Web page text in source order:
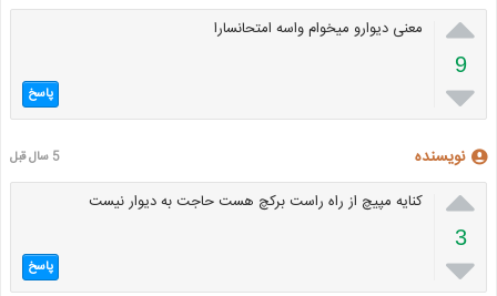

9

معنی دیوارو میخوام واسه امتحانسارا
پاسخ
نویسنده 5 سال قبل

3

کنایه مپیچ از راه راست برکچ هست حاجت به دیوار نیست
پاسخ